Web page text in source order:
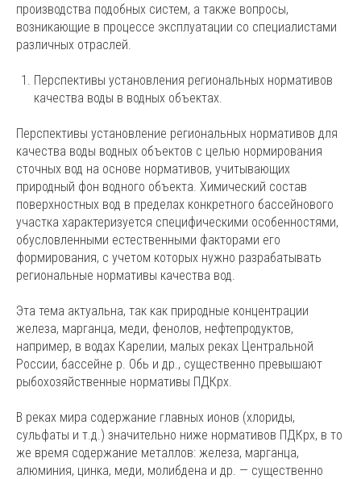
производства подобных систем, а также вопросы,
возникающие в процессе эксплуатации со специалистами
различных отраслей.
Перспективы установления региональных нормативов
качества воды в водных объектах.
Перспективы установление региональных нормативов для
качества воды водных объектов с целью нормирования
сточных вод на основе нормативов, учитывающих
природный фон водного объекта. Химический состав
поверхностных вод в пределах конкретного бассейнового
участка характеризуется специфическими особенностями,
обусловленными естественными факторами его
формирования, с учетом которых нужно разрабатывать
региональные нормативы качества вод.
Эта тема актуальна, так как природные концентрации
железа, марганца, меди, фенолов, нефтепродуктов,
например, в водах Карелии, малых реках Центральной
России, бассейне р. Обь и др., существенно превышают
рыбохозяйственные нормативы ПДКрх.
В реках мира содержание главных ионов (хлориды,
сульфаты и т.д.) значительно ниже нормативов ПДКрх, в то
же время содержание металлов: железа, марганца,
алюминия, цинка, меди, молибдена и др. — существенно